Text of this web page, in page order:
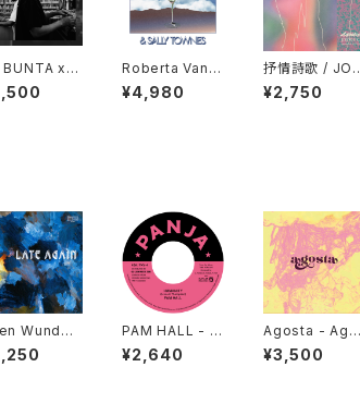
x D
HUSKY
CAMPiN
Roberta Vand
ervort & Sally
Townes "LP"
¥4,980
抒情詩歌 / JOJ
ŌSHĪKA "CD"
¥2,750
Wunder
Again
PAM HALL - H
UMANITY c/w
ARCHIBALD
¥2,640
Agosta - Ago
sta "LP"
¥3,500